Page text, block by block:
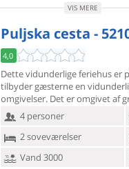
VIS MERE
Puljska cesta -
4,0
Dette vidunderlige feriehus er
tilbyder gæsterne en
omgivelser. Det er omgivet af
4 personer
2 soveværelser
Vand 3000